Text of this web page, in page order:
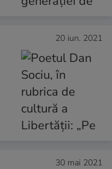
20 iun. 2021
30 mai 2021